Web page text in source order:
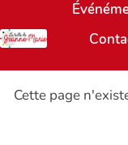
Aller au contenu
Cette page